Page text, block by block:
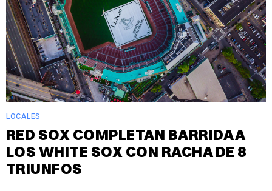
LOCALES
RED SOX COMPLETAN BARRIDA A
LOS WHITE SOX CON RACHA DE 8
TRIUNFOS